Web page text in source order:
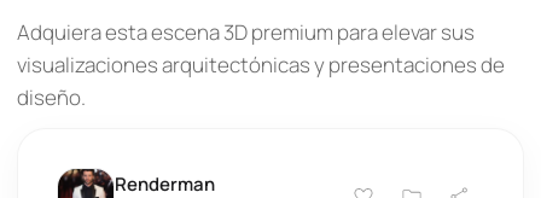
Adquiera esta escena 3D premium para elevar sus
visualizaciones arquitectónicas y presentaciones de
diseño.
Renderman